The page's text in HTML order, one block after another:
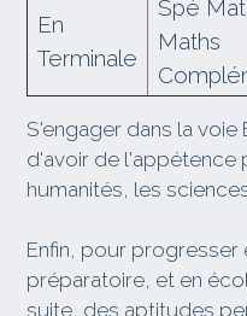
En
Terminale
Spé
Maths
S'engager dans la
d'avoir de l'appétence
humanités, les
Enfin, pour progresser
préparatoire, et en
suite, des aptitudes